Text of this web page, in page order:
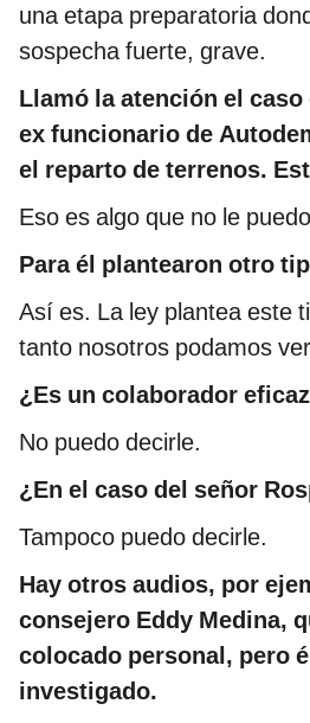
una etapa preparatoria
sospecha fuerte, grave.
Llamó la atención el
ex funcionario de
el reparto de terrenos.
Eso es algo que no le
Para él plantearon otro
Así es. La ley plantea este
tanto nosotros podamos
¿Es un colaborador
No puedo decirle.
¿En el caso del señor
Tampoco puedo decirle.
Hay otros audios, por
consejero Eddy Medina,
colocado personal, pero
investigado.